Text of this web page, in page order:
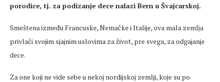
porodice, tj. za podizanje dece nalazi Bern u Švajcarskoj.
Smeštena između Francuske, Nemačke i Italije, ova mala zemlja
privlači svojim sjajnim uslovima za život, pre svega, za odgajanje
dece.
Za one koji ne vide sebe u nekoj nordijskoj zemlji, koje su po